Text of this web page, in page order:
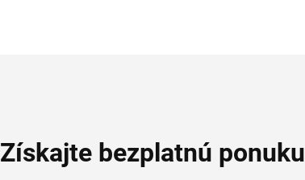
Získajte bezplatnú ponuku